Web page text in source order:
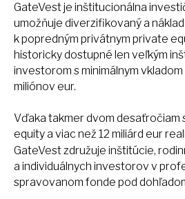
GateVest je inštitucionálna
umožňuje diverzifikovaný a
k popredným privátnym private
historicky dostupné len veľkým
investorom s minimálnym
miliónov eur.
Vďaka takmer dvom desaťročiam
equity a viac než 12 miliárd eur
GateVest združuje inštitúcie,
a individuálnych investorov v
spravovanom fonde pod